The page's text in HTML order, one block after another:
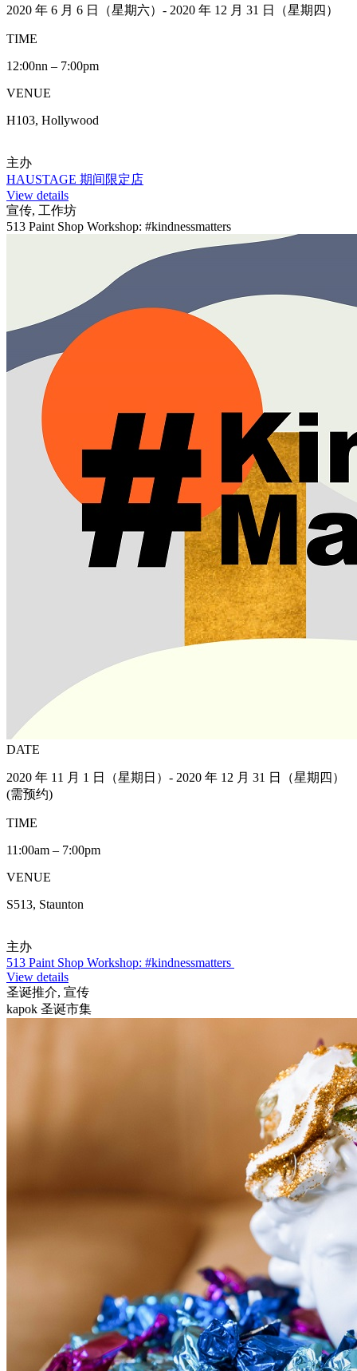
2020 年 6 月 6 日（星期六）- 2020 年 12 月 31 日（星期四）
TIME
12:00nn – 7:00pm
VENUE
H103, Hollywood
主办
HAUSTAGE 期间限定店
View details
宣传, 工作坊
513 Paint Shop Workshop: #kindnessmatters
DATE
2020 年 11 月 1 日（星期日）- 2020 年 12 月 31 日（星期四）
(需预约)
TIME
11:00am – 7:00pm
VENUE
S513, Staunton
主办
513 Paint Shop Workshop: #kindnessmatters
View details
圣诞推介, 宣传
kapok 圣诞市集